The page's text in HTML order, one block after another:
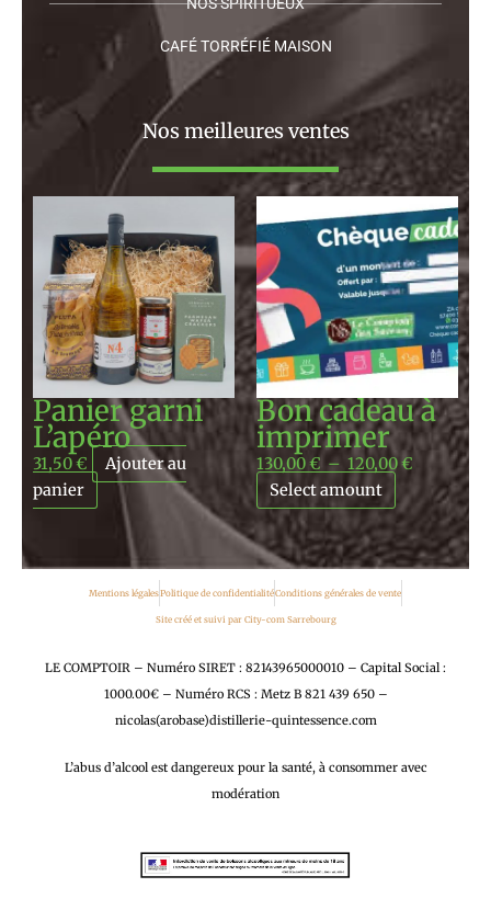
CAFÉ TORRÉFIÉ MAISON
Nos meilleures ventes
Panier garni
L’apéro
31,50€
Ajouter au
panier
Bon cadeau à
imprimer
130,00€ – 120,00€
Plage
de
prix :
130,00 €
à
120,00 €
Select amount
Mentions légalesPolitique de confidentialitéConditions générales de vente
Site créé et suivi par City-com Sarrebourg
LE COMPTOIR – Numéro SIRET : 82143965000010 – Capital Social :
1000.00€ – Numéro RCS : Metz B 821 439 650 –
nicolas(arobase)distillerie-quintessence.com
L’abus d’alcool est dangereux pour la santé, à consommer avec
modération